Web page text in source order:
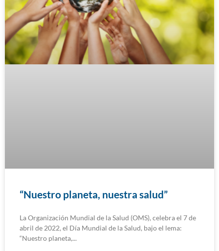
“Nuestro planeta, nuestra salud”
La Organización Mundial de la Salud (OMS), celebra el 7 de
abril de 2022, el Día Mundial de la Salud, bajo el lema:
“Nuestro planeta,